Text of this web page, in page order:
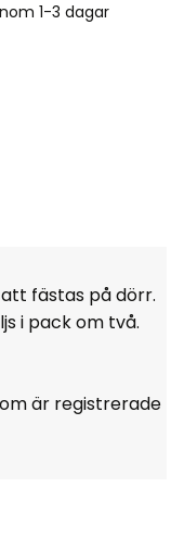
1-3 dagar
fästas på dörr.
i pack om två.
är registrerade